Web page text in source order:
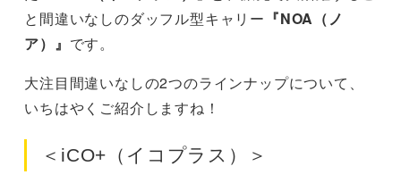
と間違いなしのダッフル型キャリー 『NOA（ノ
ア）』 です。
大注目間違いなしの2つのラインナップについて、
いちはやくご紹介しますね！
＜iCO+（イコプラス）＞